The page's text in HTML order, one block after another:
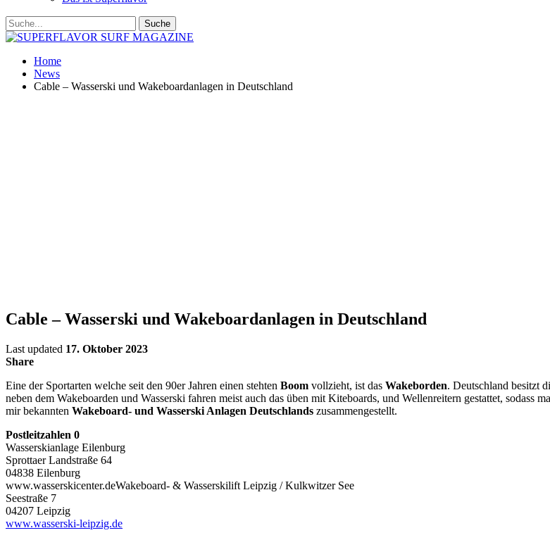
Home
News
Cable – Wasserski und Wakeboardanlagen in Deutschland
Cable – Wasserski und Wakeboardanlagen in Deutschland
Last updated 17. Oktober 2023
Share
Eine der Sportarten welche seit den 90er Jahren einen stehten Boom vollzieht, ist das Wakeborden. Deutschland besitzt
neben dem Wakeboarden und Wasserski fahren meist auch das üben mit Kiteboards, und Wellenreitern gestattet,
mir bekannten Wakeboard- und Wasserski Anlagen Deutschlands zusammengestellt.
Postleitzahlen 0
Wasserskianlage Eilenburg
Sprottaer Landstraße 64
04838 Eilenburg
www.wasserskicenter.deWakeboard- & Wasserskilift Leipzig / Kulkwitzer See
Seestraße 7
04207 Leipzig
www.wasserski-leipzig.de